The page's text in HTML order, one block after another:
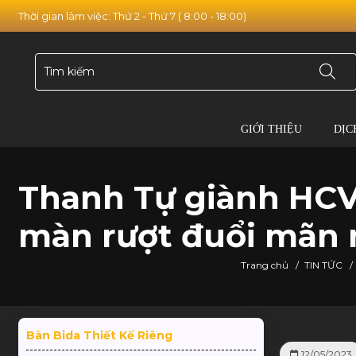
Thời gian làm việc: Thứ 2 - Thứ 7 ( 8:00 - 18:00)
GIỚI THIỆU
Thanh Tự giành
màn rượt đuổi mãn
Trang chủ / TIN TỨC /
Bàn Bida Thiết Kế Riêng